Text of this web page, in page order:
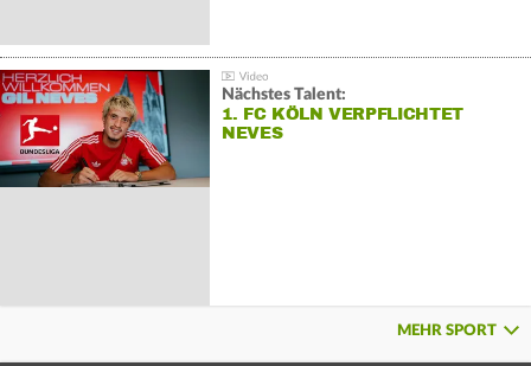
Nächstes Talent:
1. FC KÖLN VERPFLICHTET
NEVES
MEHR SPORT